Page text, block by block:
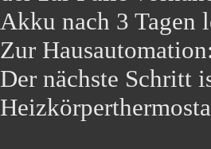
Akku nach 3 Tagen
Zur
Der nächste Schritt